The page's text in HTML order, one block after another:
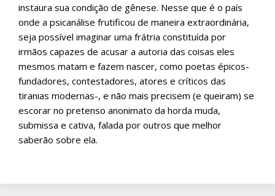
instaura sua condição de gênese. Nesse que é o país
onde a psicanálise frutificou de maneira extraordinária,
seja possível imaginar uma frátria constituída por
irmãos capazes de acusar a autoria das coisas eles
mesmos matam e fazem nascer, como poetas épicos-
fundadores, contestadores, atores e críticos das
tiranias modernas-, e não mais precisem (e queiram) se
escorar no pretenso anonimato da horda muda,
submissa e cativa, falada por outros que melhor
saberão sobre ela.